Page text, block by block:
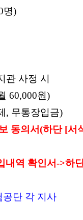
명)
관 사정 시
60,000원)
, 무통장입금)
동의서(하단 [서
내역 확인서->하
공단 각 지사